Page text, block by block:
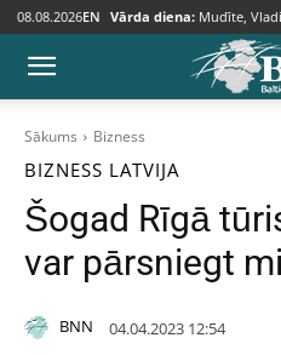
08.08.2026EN Vārda diena: Mudīte,
Sākums Bizness
BIZNESS LATVIJA
Šogad Rīgā
var pārsniegt
BNN 04.04.2023 12:54